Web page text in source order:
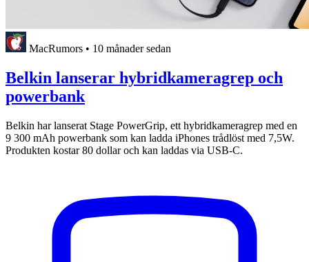
MacRumors • 10 månader sedan
Belkin lanserar hybridkameragrep och
powerbank
Belkin har lanserat Stage PowerGrip, ett hybridkameragrep med en
9 300 mAh powerbank som kan ladda iPhones trådlöst med 7,5W.
Produkten kostar 80 dollar och kan laddas via USB-C.